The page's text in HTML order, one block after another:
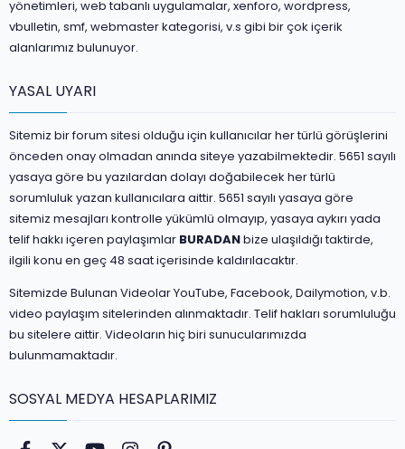
yönetimleri, web tabanlı uygulamalar, xenforo, wordpress,
vbulletin, smf, webmaster kategorisi, v.s gibi bir çok içerik
alanlarımız bulunuyor.
YASAL UYARI
Sitemiz bir forum sitesi olduğu için kullanıcılar her türlü görüşlerini
önceden onay olmadan anında siteye yazabilmektedir. 5651 sayılı
yasaya göre bu yazılardan dolayı doğabilecek her türlü
sorumluluk yazan kullanıcılara aittir. 5651 sayılı yasaya göre
sitemiz mesajları kontrolle yükümlü olmayıp, yasaya aykırı yada
telif hakkı içeren paylaşımlar BURADANbize ulaşıldığı taktirde,
ilgili konu en geç 48 saat içerisinde kaldırılacaktır.
Sitemizde Bulunan Videolar YouTube, Facebook, Dailymotion, v.b.
video paylaşım sitelerinden alınmaktadır. Telif hakları sorumluluğu
bu sitelere aittir. Videoların hiç biri sunucularımızda
bulunmamaktadır.
SOSYAL MEDYA HESAPLARIMIZ